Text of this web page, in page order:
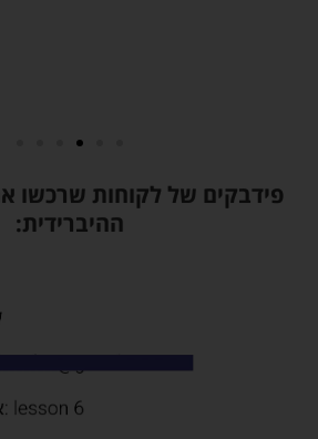
פידבקים של לקוחות שרכשו
ההיברידית: